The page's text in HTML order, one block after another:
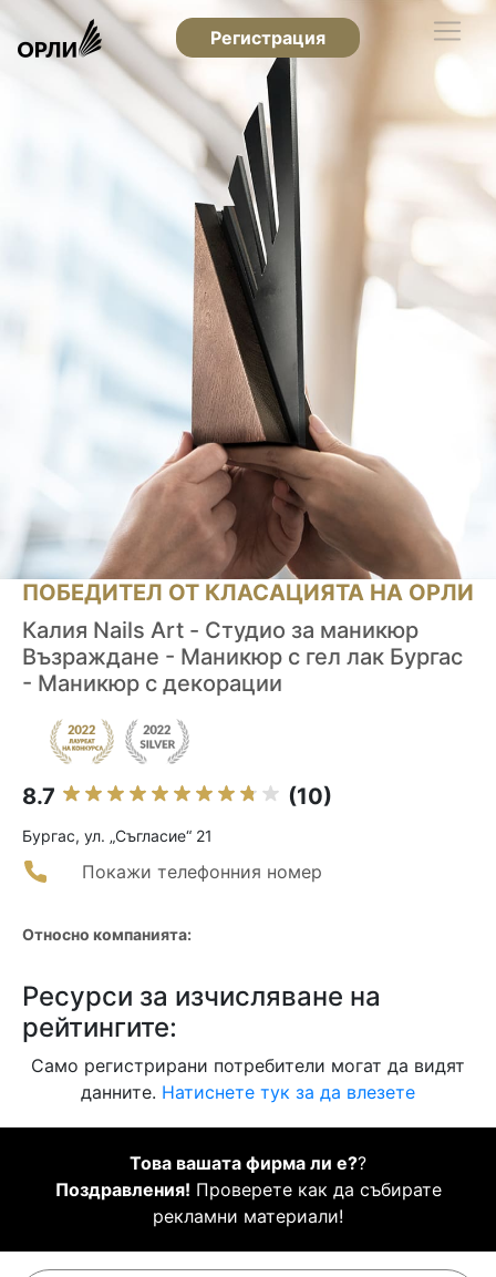
Регистрация
ПОБЕДИТЕЛ ОТ КЛАСАЦИЯТА НА ОРЛИ
Калия Nails Art - Студио за маникюр
Възраждане - Маникюр с гел лак Бургас
- Маникюр с декорации
8.7 (10)
Бургас, ул. „Съгласие“ 21
Покажи телефонния номер
Относно компанията:
Ресурси за изчисляване на
рейтингите:
Само регистрирани потребители могат да видят
данните. Натиснете тук за да влезете
Това вашата фирма ли е??
Поздравления! Проверете как да събирате
рекламни материали!